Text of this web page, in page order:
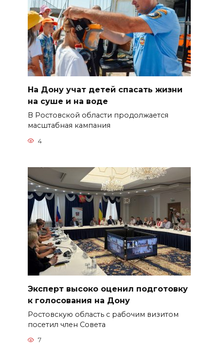
На Дону учат детей спасать жизни
на суше и на воде
В Ростовской области продолжается
масштабная кампания
4
Эксперт высоко оценил подготовку
к голосования на Дону
Ростовскую область с рабочим визитом
посетил член Совета
7